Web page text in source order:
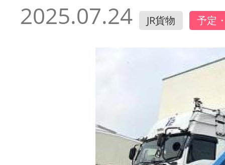
2025.07.24 JR貨物 予定